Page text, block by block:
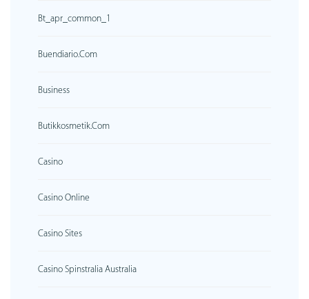
Bt_apr_common_1
Buendiario.com
Business
Butikkosmetik.com
Casino
Casino Online
Casino Sites
Casino Spinstralia Australia